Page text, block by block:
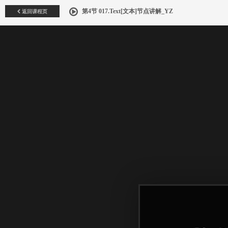
返回课程页 第4节 017.Text[文本]节点讲解_YZ